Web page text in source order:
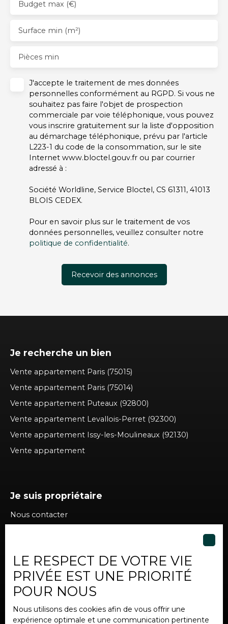
Budget max (€)
Surface min (m²)
Pièces min
J'accepte le traitement de mes données
personnelles conformément au RGPD. Si vous ne
souhaitez pas faire l'objet de prospection
commerciale par voie téléphonique, vous pouvez
vous inscrire gratuitement sur la liste d'opposition
au démarchage téléphonique, prévu par l'article
L223-1 du code de la consommation, sur le site
Internet www.bloctel.gouv.fr ou par courrier
adressé à :
Société Worldline, Service Bloctel, CS 61311, 41013
BLOIS CEDEX.
Pour en savoir plus sur le traitement de vos
données personnelles, veuillez consulter notre
politique de confidentialité.
Recevoir des annonces
Je recherche un bien
Vente appartement Paris (75015)
Vente appartement Paris (75014)
Vente appartement Puteaux (92800)
Vente appartement Levallois-Perret (92300)
Vente appartement Issy-les-Moulineaux (92130)
Vente appartement
Je suis propriétaire
Nous contacter
Informations
Nos honoraires
Mentions légales
Politique de confidentialité
LE RESPECT DE VOTRE VIE
PRIVÉE EST UNE PRIORITÉ
POUR NOUS
Nous utilisons des cookies afin de vous offrir une
expérience optimale et une communication pertinente